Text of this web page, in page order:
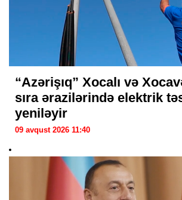
“Azərişıq” Xocalı və
sıra ərazilərində elektrik
yeniləyir
09 avqust 2026 11:40